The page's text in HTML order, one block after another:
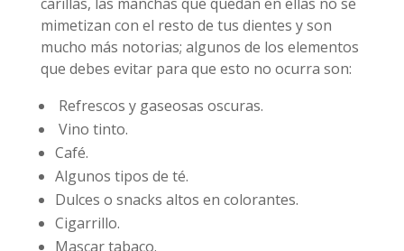
mimetizan con el resto de tus dientes y son
mucho más notorias; algunos de los elementos
que debes evitar para que esto no ocurra son:
Refrescos y gaseosas oscuras.
Vino tinto.
Café.
Algunos tipos de té.
Dulces o snacks altos en colorantes.
Cigarrillo.
Mascar tabaco.